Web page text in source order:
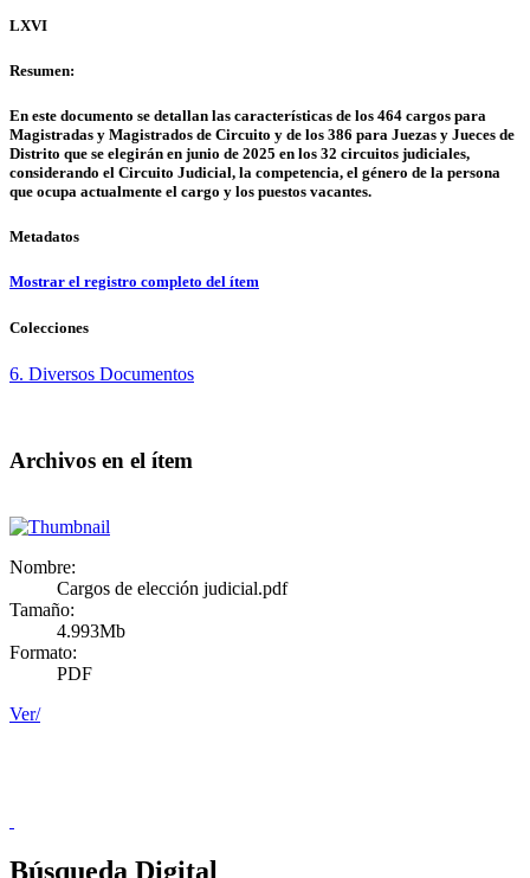
LXVI
Resumen:
En este documento se detallan las características de los 464 cargos para
Magistradas y Magistrados de Circuito y de los 386 para Juezas y Jueces de
Distrito que se elegirán en junio de 2025 en los 32 circuitos judiciales,
considerando el Circuito Judicial, la competencia, el género de la persona
que ocupa actualmente el cargo y los puestos vacantes.
Metadatos
Mostrar el registro completo del ítem
Colecciones
6. Diversos Documentos
Archivos en el ítem
Nombre:
Cargos de elección judicial.pdf
Tamaño:
4.993Mb
Formato:
PDF
Ver/
Búsqueda Digital